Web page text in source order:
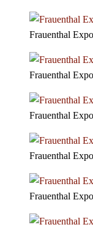
Frauenthal
Frauenthal
Frauenthal
Frauenthal
Frauenthal